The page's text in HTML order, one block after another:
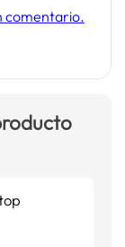
comentario.